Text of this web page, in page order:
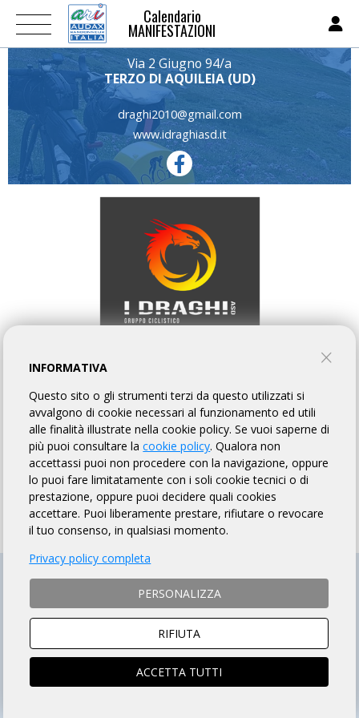
Calendario
MANIFESTAZIONI
Via 2 Giugno 94/a
TERZO DI AQUILEIA (UD)
draghi2010@gmail.com
www.idraghiasd.it
I DRAGHI A.S.D.
PROFILO EVENTI
PROFILO
INFORMATIVA
Questo sito o gli strumenti terzi da questo utilizzati si
avvalgono di cookie necessari al funzionamento ed utili
alle finalità illustrate nella cookie policy. Se vuoi saperne di
più puoi consultare lacookie policy. Qualora non
accettassi puoi non procedere con la navigazione, oppure
lo puoi fare limitatamente con i soli cookie tecnici o di
prestazione, oppure puoi decidere quali cookies
accettare. Puoi liberamente prestare, rifiutare o revocare
il tuo consenso, in qualsiasi momento.
Privacy policy completa
PERSONALIZZA
RIFIUTA
ACCETTA TUTTI